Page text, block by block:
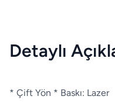
Detaylı
* Çift Yön * Baskı: Lazer